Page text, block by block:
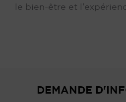
le bien-être et
DEMANDE